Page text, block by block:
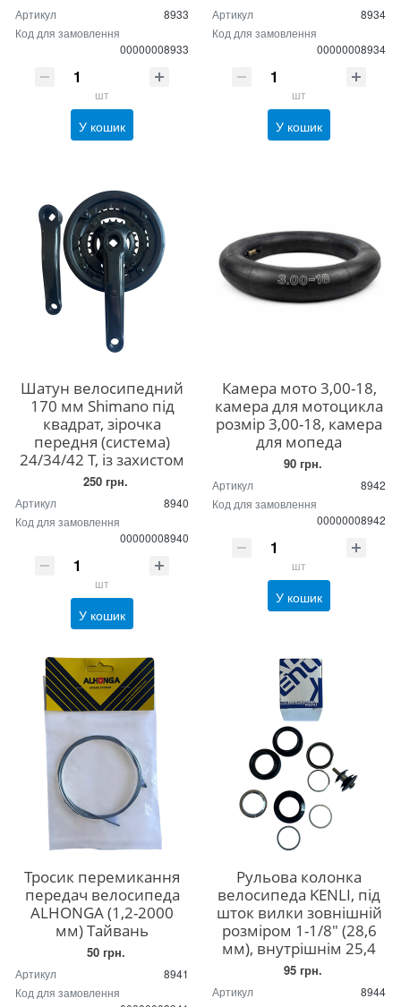
Артикул
8933
Код для замовлення
00000008933
шт
У кошик
Артикул
8934
Код для замовлення
00000008934
шт
У кошик
Шатун велосипедний
170 мм Shimano під
квадрат, зірочка
передня (система)
24/34/42 Т, із захистом
250 грн.
Артикул
8940
Код для замовлення
00000008940
шт
У кошик
Камера мото 3,00-18,
камера для мотоцикла
розмір 3,00-18, камера
для мопеда
90 грн.
Артикул
8942
Код для замовлення
00000008942
шт
У кошик
Тросик перемикання
передач велосипеда
ALHONGA (1,2-2000
мм) Тайвань
50 грн.
Артикул
8941
Код для замовлення
Рульова колонка
велосипеда KENLI, під
шток вилки зовнішній
розміром 1-1/8" (28,6
мм), внутрішнім 25,4
95 грн.
Артикул
8944